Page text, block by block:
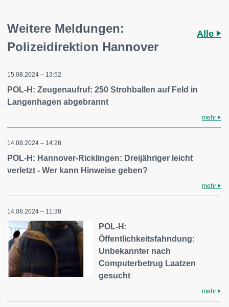
Weitere Meldungen:
Polizeidirektion Hannover
Alle
15.08.2024 – 13:52
POL-H: Zeugenaufruf: 250 Strohballen auf Feld in
Langenhagen abgebrannt
mehr
14.08.2024 – 14:28
POL-H: Hannover-Ricklingen: Dreijähriger leicht
verletzt - Wer kann Hinweise geben?
mehr
14.08.2024 – 11:38
POL-H:
Öffentlichkeitsfahndung:
Unbekannter nach
Computerbetrug Laatzen
gesucht
mehr